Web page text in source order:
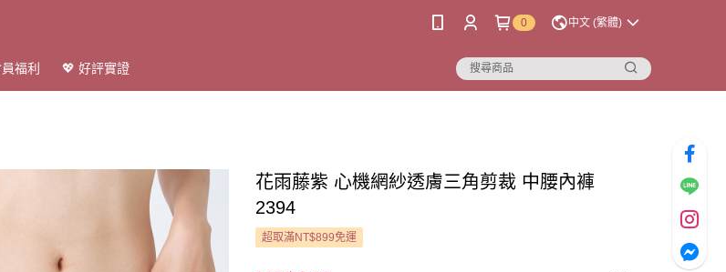
0 中文 (繁體)
福利 💖 好評實證
花雨藤紫 心機網紗透膚三角剪裁 中腰內褲
2394
超取滿NT$899免運